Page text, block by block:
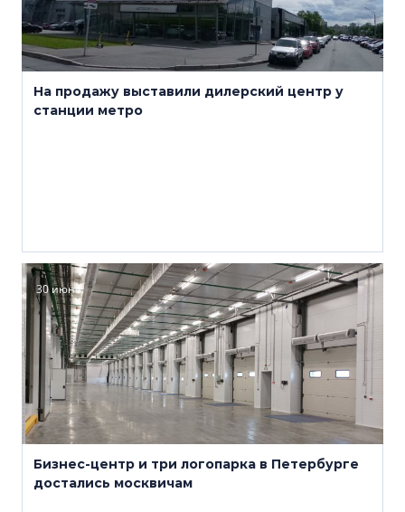
На продажу выставили дилерский центр у
станции метро
30 июня
Бизнес-центр и три логопарка в Петербурге
достались москвичам